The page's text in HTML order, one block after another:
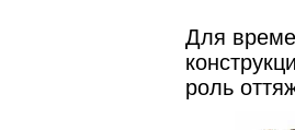
Для
роль